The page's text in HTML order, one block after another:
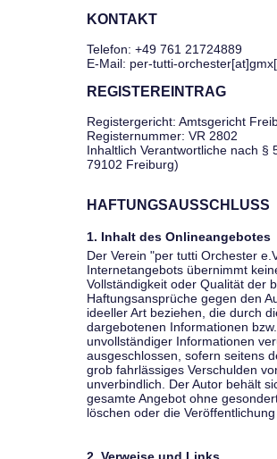
KONTAKT
Telefon: +49 761 21724889
E-Mail: per-tutti-
REGISTEREINTRAG
Registergericht: Amtsgericht
Registernummer: VR 2802
Inhaltlich Verantwortliche nach §
79102 Freiburg)
HAFTUNGSAUSSCHLUSS
1. Inhalt des Onlineangebotes
Der Verein "per tutti Orchester
Internetangebots übernimmt
Vollständigkeit oder Qualität der
Haftungsansprüche gegen den
ideeller Art beziehen, die durch
dargebotenen Informationen
unvollständiger Informationen
ausgeschlossen, sofern seitens
grob fahrlässiges Verschulden
unverbindlich. Der Autor behält
gesamte Angebot ohne
löschen oder die
2. Verweise und Links